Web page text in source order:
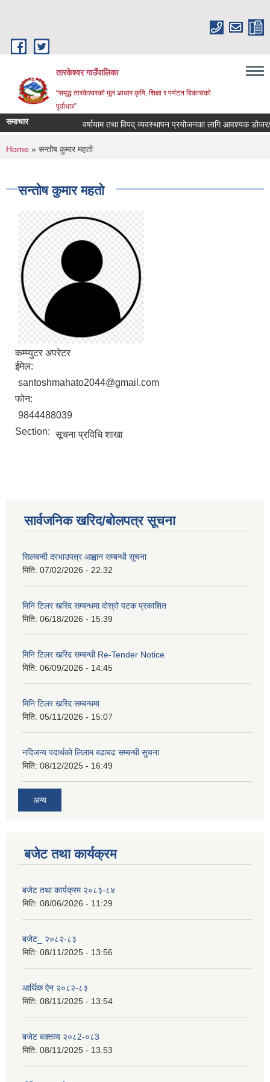
तारकेश्वर गाउँपालिका
“समृद्ध तारकेश्वरको मूल आधार कृषि, शिक्षा र पर्यटन विकासको
पूर्वाधार”
समाचार वर्षायाम तथा विपद् व्यवस्थापन प्रयोजनका लागि आवश्यक डोजर/
You are here
Home » सन्तोष कुमार महतो
सन्तोष कुमार महतो
कम्प्युटर अपरेटर
ईमेल:
santoshmahato2044@gmail.com
फोन:
9844488039
Section: सूचना प्रविधि शाखा
सार्वजनिक खरिद/बोलपत्र सूचना
सिलबन्दी दरभाउपत्र आह्वान सम्बन्धी सूचना
मिति: 07/02/2026 - 22:32
मिनि टिलर खरिद सम्बन्धमा दोस्रो पटक प्रकाशित
मिति: 06/18/2026 - 15:39
मिनि टिलर खरिद सम्बन्धी Re-Tender Notice
मिति: 06/09/2026 - 14:45
मिनि टिलर खरिद सम्बन्धमा
मिति: 05/11/2026 - 15:07
नदिजन्य पदार्थको लिलाम बढाबढ सम्बन्धी सुचना
मिति: 08/12/2025 - 16:49
अन्य
बजेट तथा कार्यक्रम
बजेट तथा कार्यक्रम २०८३-८४
मिति: 08/06/2026 - 11:29
बजेट_ २०८२-८३
मिति: 08/11/2025 - 13:56
आर्थिक ऐन २०८२-८३
मिति: 08/11/2025 - 13:54
बजेट बक्तव्य २०८2-०८3
मिति: 08/11/2025 - 13:53